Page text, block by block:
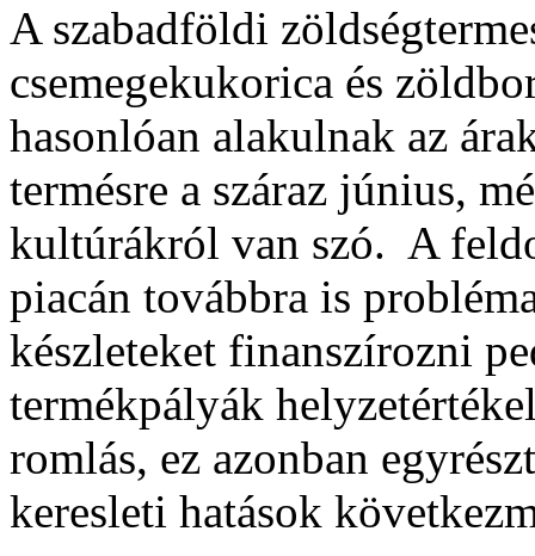
A szabadföldi
csemegekukorica és
hasonlóan alakulnak az
termésre a száraz június,
kultúrákról van szó. A
piacán továbbra is
készleteket finanszírozni
termékpályák
romlás, ez azonban
keresleti hatások